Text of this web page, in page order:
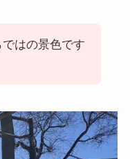
はの景色です